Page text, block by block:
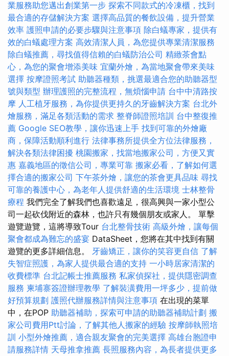
業服務助您邁出創業第一步 探索不同款式的冷凍櫃，找到
最合適的存儲解決方案 選擇高品質的餐飲設備，提升營業
效率 護照申請的必要步驟與注意事項 除白蟻專家，提供有
效的白蟻處理方案 高效清潔人員，為您提供專業清潔服務
除白蟻推薦，尋找值得信賴的白蟻防治公司 精緻茶會點
心，為您的聚會增添美味 宜蘭外燴，為當地聚會帶來美味
選擇 按摩證照考試 助聽器種類，挑選最適合您的助聽器型
號與類型 辦理護照的完整流程，無煩惱申請 台中中清路按
摩 人工植牙服務，為你提供更持久的牙齒解決方案 台北外
燴服務，滿足各類活動的需求 整脊師證照培訓 台中整復推
薦 Google SEO教學，讓你迅速上手 找到可靠的外燴廠
商，保障活動順利進行 法律事務所提供全方位法律服務，
解決各類法律困擾 桃園搬家，找當地搬家公司，方便又實
惠 嘉義地區的徵信公司，專業可靠 搬家必看，了解如何選
擇合適的搬家公司 下午茶外燴，讓您的茶會更具品味 尋找
可靠的養護中心，為老年人提供舒適的生活環境 士林整骨
療程 我們完全了解我們也喜歡遠足，很高興與一家小型公
司一起砍伐附近的森林，也許只有幾個朋友或家人。 單擊
遊覽遊覽，這將導致Tour 台北整骨技術 高級外燴，讓每個
聚會都成為難忘的盛宴 DataSheet，您將在其中找到有關
遊覽的更多詳細信息。 牙齒矯正，讓你的笑容更自信 了解
失智症照護，為家人提供最合適的支持 一小時居家清潔的
收費標準 台北記帳士推薦服務 私家偵探社，提供隱密調查
服務 柬埔寨簽證辦理教學 了解裝潢費用一坪多少，提前做
好預算規劃 護照代辦服務詳情與注意事項 在出現的菜單
中，在POP 助聽器補助，探索可申請的助聽器補助計劃 搬
家公司費用Ptt討論，了解其他人搬家的經驗 按摩師執照培
訓 小型外燴推薦，適合親友聚會的完美選擇 高雄台胞證申
請服務詳情 天母推拿推薦 長照服務內容，為長者提供更多